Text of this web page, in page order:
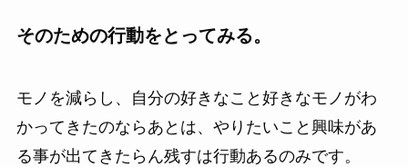
そのための行動をとってみる。
モノを減らし、自分の好きなこと好きなモノがわ
かってきたのならあとは、やりたいこと興味があ
る事が出てきたらん残すは行動あるのみです。